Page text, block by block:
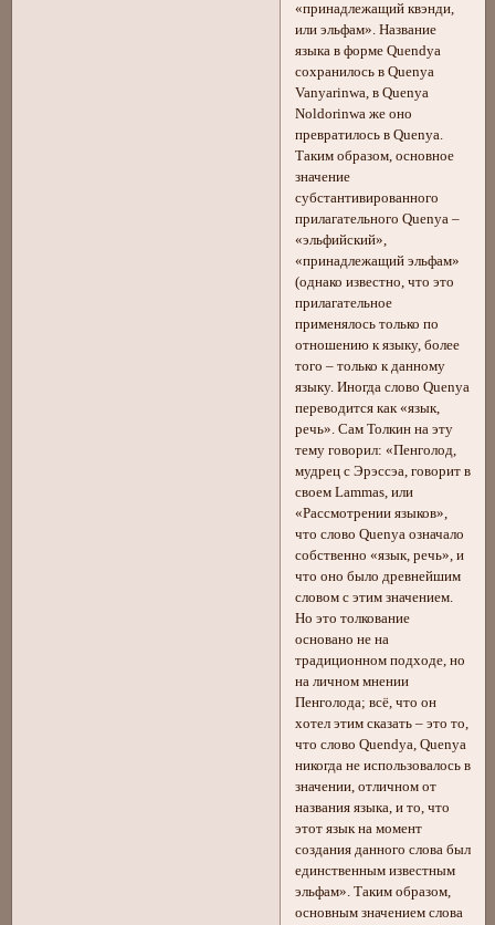
«принадлежащий квэнди,
или эльфам». Название
языка в форме Quendya
сохранилось в Quenya
Vanyarinwa, в Quenya
Noldorinwa же оно
превратилось в Quenya.
Таким образом, основное
значение
субстантивированного
прилагательного Quenya –
«эльфийский»,
«принадлежащий эльфам»
(однако известно, что это
прилагательное
применялось только по
отношению к языку, более
того – только к данному
языку. Иногда слово Quenya
переводится как «язык,
речь». Сам Толкин на эту
тему говорил: «Пенголод,
мудрец с Эрэссэа, говорит в
своем Lammas, или
«Рассмотрении языков»,
что слово Quenya означало
собственно «язык, речь», и
что оно было древнейшим
словом с этим значением.
Но это толкование
основано не на
традиционном подходе, но
на личном мнении
Пенголода; всё, что он
хотел этим сказать – это то,
что слово Quendya, Quenya
никогда не использовалось в
значении, отличном от
названия языка, и то, что
этот язык на момент
создания данного слова был
единственным известным
эльфам». Таким образом,
основным значением слова